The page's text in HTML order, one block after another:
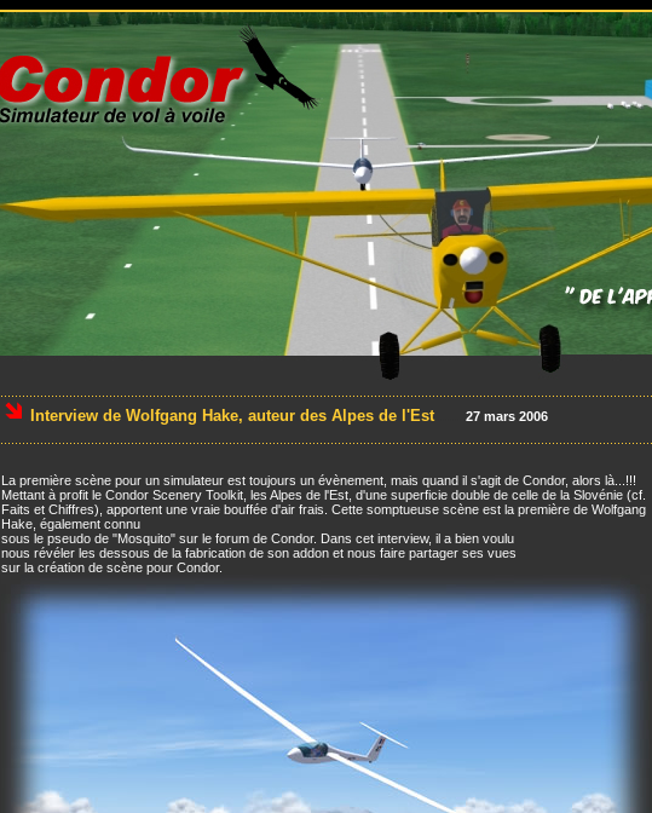
Interview de Wolfgang Hake, auteur des Alpes de l'Est 27 mars 2006
La première scène pour un simulateur est toujours un évènement, mais quand il s'agit de Condor, alors là...!!!
Mettant à profit le Condor Scenery Toolkit, les Alpes de l'Est, d'une superficie double de celle de la Slovénie (cf.
Faits et Chiffres), apportent une vraie bouffée d'air frais. Cette somptueuse scène est la première de Wolfgang
Hake, également connu
sous le pseudo de "Mosquito" sur le forum de Condor. Dans cet interview, il a bien voulu
nous révéler les dessous de la fabrication de son addon et nous faire partager ses vues
sur la création de scène pour Condor.